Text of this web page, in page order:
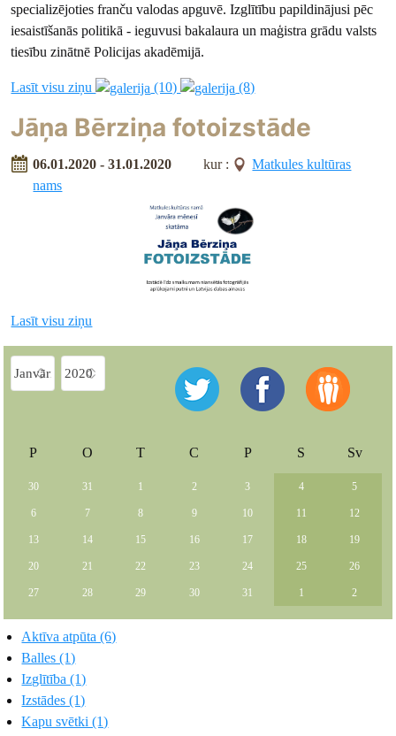
specializējoties franču valodas apguvē. Izglītību papildinājusi pēc
iesaistīšanās politikā - ieguvusi bakalaura un maģistra grādu valsts
tiesību zinātnē Policijas akadēmijā.
Lasīt visu ziņu (10) (8)
Jāņa Bērziņa fotoizstāde
06.01.2020 - 31.01.2020 kur :
Matkules kultūras
nams
Lasīt visu ziņu
P O T C P S Sv
30 31 1 2 3 4 5
6 7 8 9 10 11 12
13 14 15 16 17 18 19
20 21 22 23 24 25 26
27 28 29 30 31 1 2
Aktīva atpūta (6)
Balles (1)
Izglītība (1)
Izstādes (1)
Kapu svētki (1)